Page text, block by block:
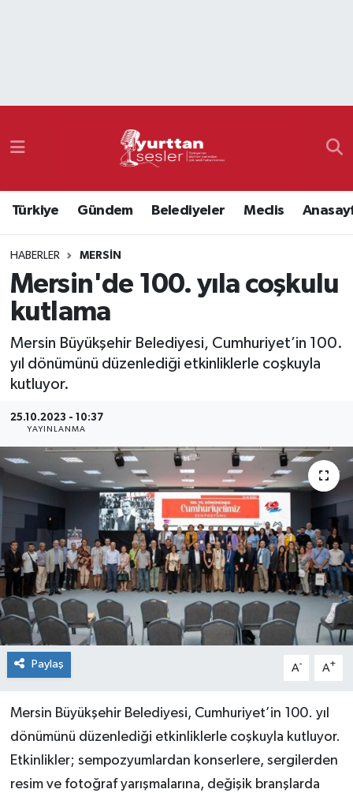
Türkiye Gündem Belediyeler Meclis
HABERLER MERSIN
Mersin'de 100. yıla coşkulu
kutlama
Mersin Büyükşehir Belediyesi, Cumhuriyet’in 100.
yıl dönümünü düzenlediği etkinliklerle coşkuyla
kutluyor.
25.10.2023 - 10:37
YAYINLANMA
Paylaş A- A+
Mersin Büyükşehir Belediyesi, Cumhuriyet’in 100. yıl
dönümünü düzenlediği etkinliklerle coşkuyla kutluyor.
Etkinlikler; sempozyumlardan konserlere, sergilerden
resim ve fotoğraf yarışmalarına, değişik branşlarda
Namaz Vakitleri
Süper Lig Puan Durumu ve Fikstür
Tüm Manşetler
Son Dakika Haberleri
Haber Arşivi